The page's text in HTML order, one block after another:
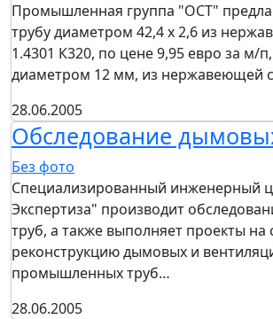
Промышленная группа "ОСТ"
трубу диаметром 42,4 х 2,6 из
1.4301 К320, по цене 9,95 евро за м/
диаметром 12 мм, из нержавеющей
28.06.2005
Обследование
Без фото
Специализированный инженерный
Экспертиза" производит
труб, а также выполняет проекты на
реконструкцию дымовых и
промышленных труб…
28.06.2005